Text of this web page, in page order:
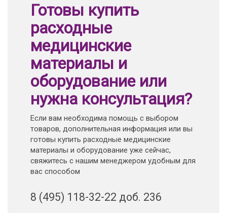
Готовы купить
расходные
медицинские
материалы и
оборудование или
нужна консультация?
Если вам необходима помощь с выбором
товаров, дополнительная информация или вы
готовы купить расходные медицинские
материалы и оборудование уже сейчас,
свяжитесь с нашим менеджером удобным для
вас способом
8 (495) 118-32-22 доб. 236